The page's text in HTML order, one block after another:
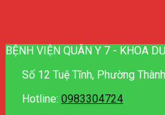
BỆNH VIỆN QUÂN Y 7 - KHOA
Số 12 Tuệ Tĩnh, Phường
Hotline: 0983304724